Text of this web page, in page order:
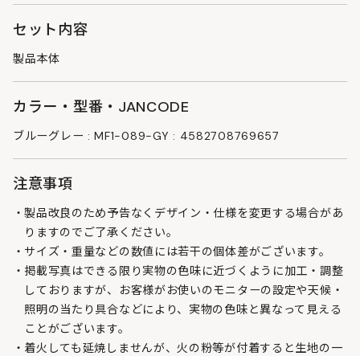
セット内容
製品本体
カラー・型番・JANCODE
ブルーグレー : MF1-089-GY : 4582708769657
注意事項
製品改良のため予告なくデザイン・仕様を変更する場合があ
りますのでご了承ください。
サイズ・重量などの数値には若干の個体差がございます。
掲載写真はできる限り実物の色味に近づくように加工・調整
しておりますが、お客様がお使いのモニターの設定や天候・
照明の当たり具合などにより、実物の色味と異なって見える
ことがございます。
着火しても延焼しませんが、火の粉等が付着すると生地の一